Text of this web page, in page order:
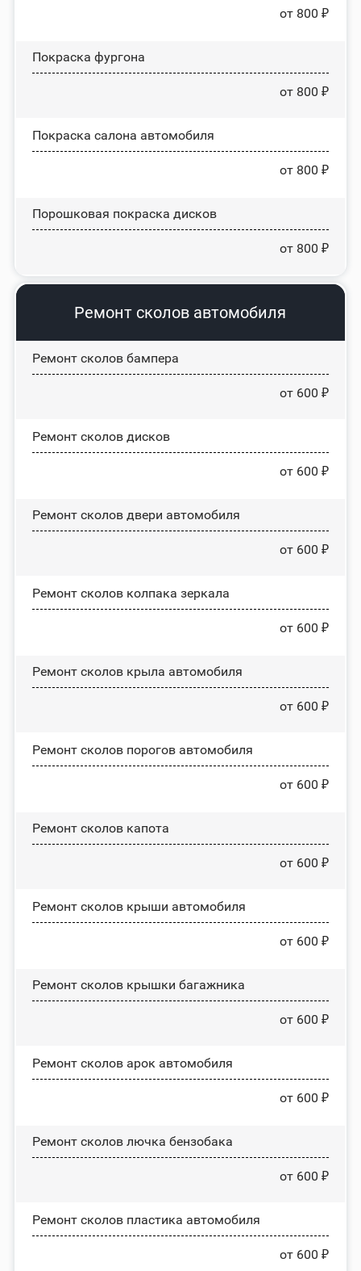
от 800 ₽
Покраска фургона
от 800 ₽
Покраска салона автомобиля
от 800 ₽
Порошковая покраска дисков
от 800 ₽
Ремонт сколов автомобиля
Ремонт сколов бампера
от 600 ₽
Ремонт сколов дисков
от 600 ₽
Ремонт сколов двери автомобиля
от 600 ₽
Ремонт сколов колпака зеркала
от 600 ₽
Ремонт сколов крыла автомобиля
от 600 ₽
Ремонт сколов порогов автомобиля
от 600 ₽
Ремонт сколов капота
от 600 ₽
Ремонт сколов крыши автомобиля
от 600 ₽
Ремонт сколов крышки багажника
от 600 ₽
Ремонт сколов арок автомобиля
от 600 ₽
Ремонт сколов лючка бензобака
от 600 ₽
Ремонт сколов пластика автомобиля
от 600 ₽